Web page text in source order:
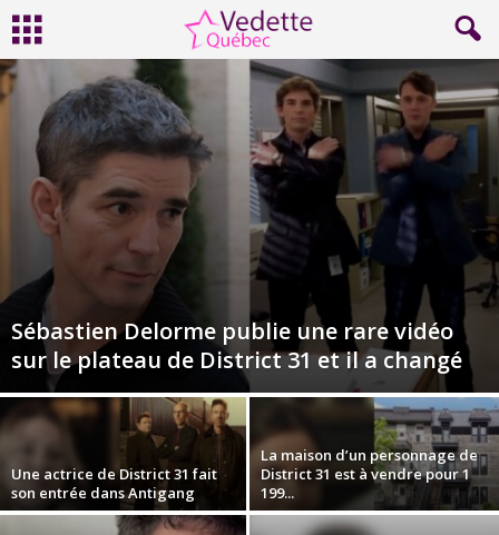
Sébastien Delorme publie une rare vidéo
sur le plateau de District 31 et il a changé
Une actrice de District 31 fait
son entrée dans Antigang
La maison d’un personnage de
District 31 est à vendre pour 1
199...